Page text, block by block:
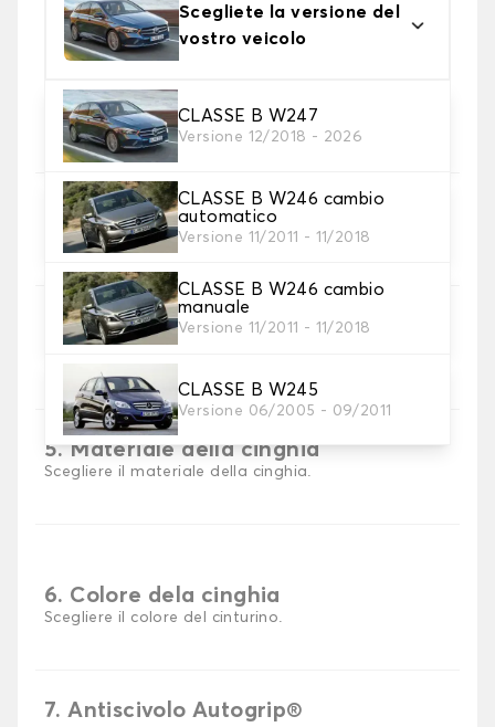
Scegliete la versione del
vostro veicolo
CLASSE B W247
Versione 12/2018 - 2026
CLASSE B W246 cambio
automatico
Versione 11/2011 - 11/2018
CLASSE B W246 cambio
manuale
Versione 11/2011 - 11/2018
CLASSE B W245
Versione 06/2005 - 09/2011
2. Materiale
Scegli il materiale del tappetini auto
3. Set di tappetini
Selezionare il numero di tappetini per auto
necessari.
4. Colori dei tappetini
Scegli il materiale del tappetino auto.
5. Materiale della cinghia
Scegliere il materiale della cinghia.
6. Colore dela cinghia
Scegliere il colore del cinturino.
7. Antiscivolo Autogrip®